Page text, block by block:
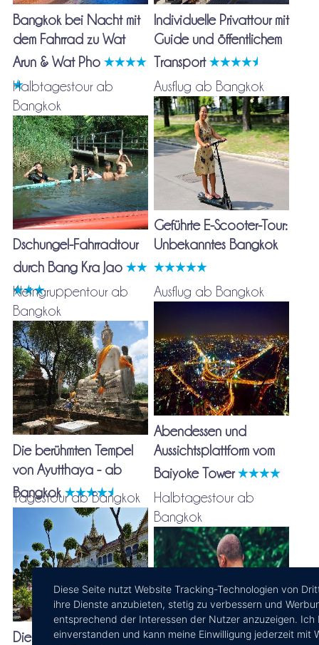
Bangkok bei Nacht mit
dem Fahrrad zu Wat
Arun & Wat Pho
Individuelle Privattour mit
Guide und öffentlichem
Transport
Halbtagestour ab
Bangkok
Dschungel-Fahrradtour
durch Bang Kra Jao
Ausflug ab Bangkok
Geführte E-Scooter-Tour:
Unbekanntes Bangkok
Kleingruppentour ab
Bangkok
Die berühmten Tempel
von Ayutthaya - ab
Bangkok
Ausflug ab Bangkok
Abendessen und
Aussichtsplattform vom
Baiyoke Tower
Tagestour ab Bangkok
Die wichtigsten
Halbtagestour ab
Bangkok
Diese Seite nutzt Website Tracking-Technologien von
ihre Dienste anzubieten, stetig zu verbessern und
entsprechend der Interessen der Nutzer anzuzeigen. Ich
einverstanden und kann meine Einwilligung jederzeit mit